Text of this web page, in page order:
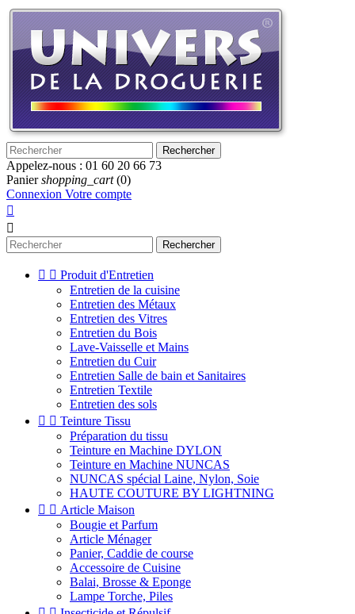
Rechercher
Appelez-nous : 01 60 20 66 73
Panier shopping_cart (0)
Connexion Votre compte


Rechercher
  Produit d'Entretien
Entretien de la cuisine
Entretien des Métaux
Entretien des Vitres
Entretien du Bois
Lave-Vaisselle et Mains
Entretien du Cuir
Entretien Salle de bain et Sanitaires
Entretien Textile
Entretien des sols
  Teinture Tissu
Préparation du tissu
Teinture en Machine DYLON
Teinture en Machine NUNCAS
NUNCAS spécial Laine, Nylon, Soie
HAUTE COUTURE BY LIGHTNING
  Article Maison
Bougie et Parfum
Article Ménager
Panier, Caddie de course
Accessoire de Cuisine
Balai, Brosse & Eponge
Lampe Torche, Piles